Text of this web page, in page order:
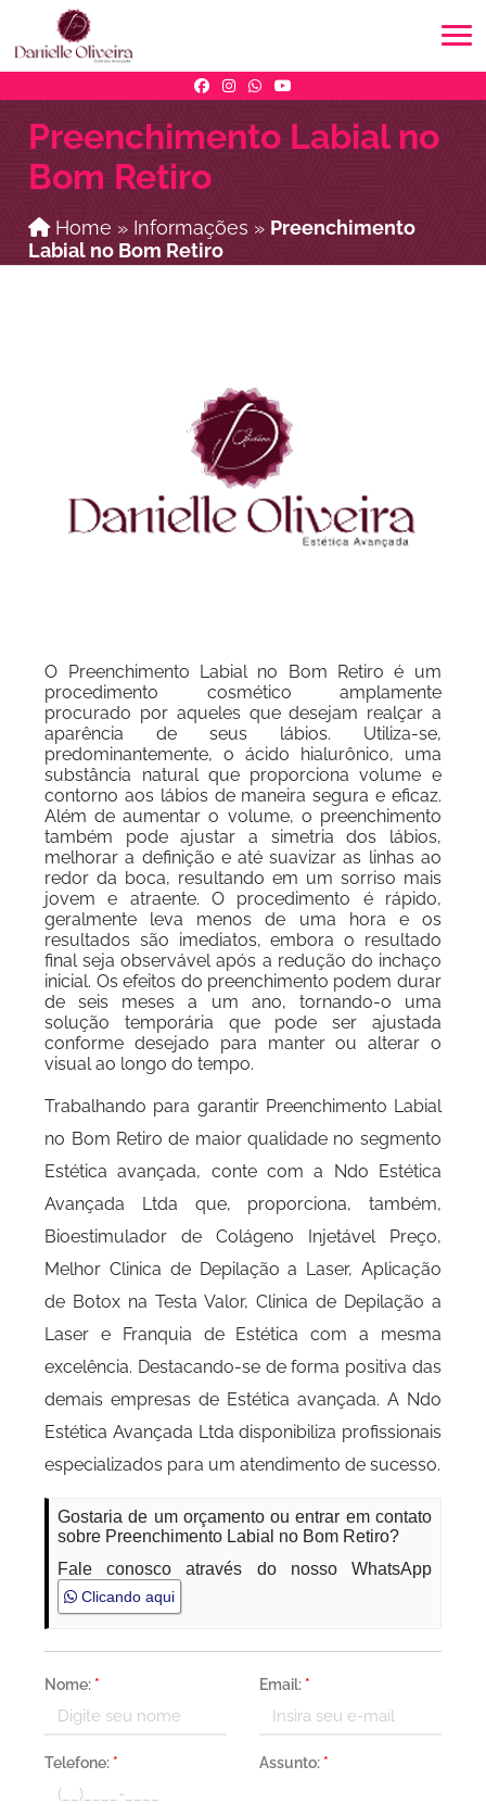
Preenchimento Labial no
Bom Retiro
Home » Informações » Preenchimento
Labial no Bom Retiro
O Preenchimento Labial no Bom Retiro é um
procedimento cosmético amplamente
procurado por aqueles que desejam realçar a
aparência de seus lábios. Utiliza-se,
predominantemente, o ácido hialurônico, uma
substância natural que proporciona volume e
contorno aos lábios de maneira segura e eficaz.
Além de aumentar o volume, o preenchimento
também pode ajustar a simetria dos lábios,
melhorar a definição e até suavizar as linhas ao
redor da boca, resultando em um sorriso mais
jovem e atraente. O procedimento é rápido,
geralmente leva menos de uma hora e os
resultados são imediatos, embora o resultado
final seja observável após a redução do inchaço
inicial. Os efeitos do preenchimento podem durar
de seis meses a um ano, tornando-o uma
solução temporária que pode ser ajustada
conforme desejado para manter ou alterar o
visual ao longo do tempo.
Trabalhando para garantir Preenchimento Labial
no Bom Retiro de maior qualidade no segmento
Estética avançada, conte com a Ndo Estética
Avançada Ltda que, proporciona, também,
Bioestimulador de Colágeno Injetável Preço,
Melhor Clinica de Depilação a Laser, Aplicação
de Botox na Testa Valor, Clinica de Depilação a
Laser e Franquia de Estética com a mesma
excelência. Destacando-se de forma positiva das
demais empresas de Estética avançada. A Ndo
Estética Avançada Ltda disponibiliza profissionais
especializados para um atendimento de sucesso.
Gostaria de um orçamento ou entrar em contato
sobre Preenchimento Labial no Bom Retiro?
Fale conosco através do nosso WhatsApp
Clicando aqui
Nome: * Email: *
Telefone: * Assunto: *